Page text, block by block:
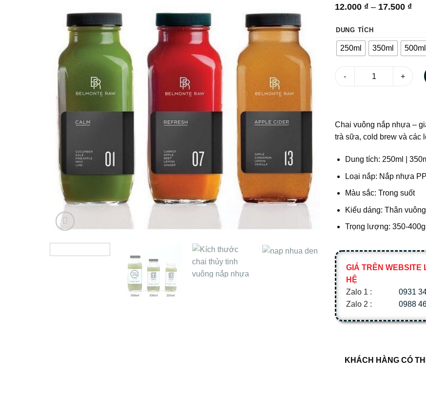
12.000 ₫ – 17.500 ₫
đến
DUNG TÍCH
250ml 350ml 500ml
Chai thủy tinh vuông trơn
Chai vuông nắp nhựa –
trà sữa, cold brew và các
Dung tích: 250ml |
Loại nắp: Nắp nhựa
Màu sắc: Trong suốt
Kiểu dáng: Thân
Trọng lượng: 350-
GIÁ TRÊN WEBSITE
HỆ
Zalo 1 :
0931
Zalo 2 :
0988
KHÁCH HÀNG CÓ